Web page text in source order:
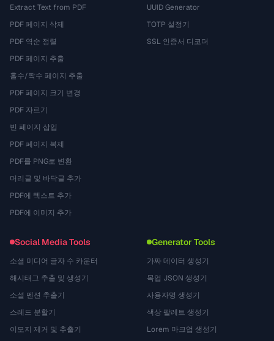
Extract Text from PDF
PDF 페이지 삭제
PDF 역순 정렬
PDF 페이지 추출
홀수/짝수 페이지 추출
PDF 페이지 크기 변경
PDF 자르기
빈 페이지 삽입
PDF 페이지 복제
PDF를 PNG로 변환
머리글 및 바닥글 추가
PDF에 텍스트 추가
PDF에 이미지 추가
UUID Generator
TOTP 설정기
SSL 인증서 디코더
Social Media Tools
소셜 미디어 글자 수 카운터
해시태그 추출 및 생성기
소셜 멘션 추출기
스레드 분할기
이모지 제거 및 추출기
Generator Tools
가짜 데이터 생성기
목업 JSON 생성기
사용자명 생성기
색상 팔레트 생성기
Lorem 마크업 생성기